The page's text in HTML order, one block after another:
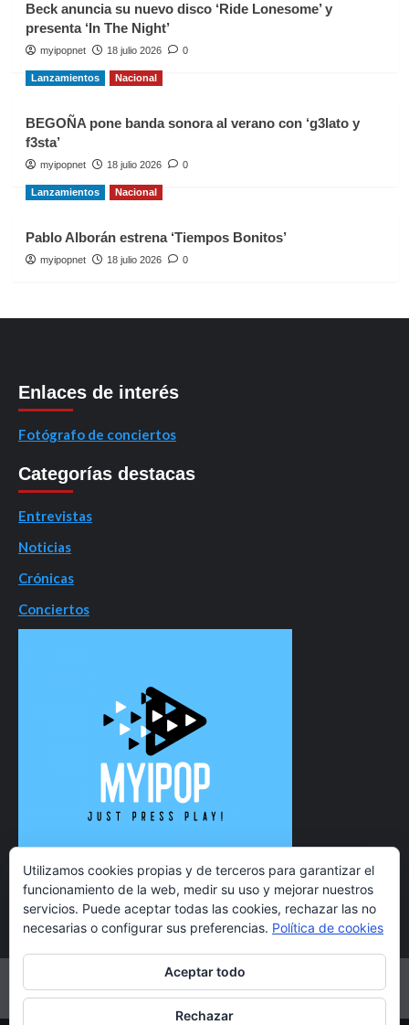
Beck anuncia su nuevo disco ‘Ride Lonesome’ y
presenta ‘In The Night’
myipopnet 18 julio 2026 0
Lanzamientos Nacional
BEGOÑA pone banda sonora al verano con ‘g3lato y
f3sta’
myipopnet 18 julio 2026 0
Lanzamientos Nacional
Pablo Alborán estrena ‘Tiempos Bonitos’
myipopnet 18 julio 2026 0
Enlaces de interés
Fotógrafo de conciertos
Categorías destacas
Entrevistas
Noticias
Crónicas
Conciertos
TwitterInstagramFacebookYouTube
Utilizamos cookies propias y de terceros para garantizar el
funcionamiento de la web, medir su uso y mejorar nuestros
servicios. Puede aceptar todas las cookies, rechazar las no
necesarias o configurar sus preferencias. Política de cookies
Aceptar todo
Rechazar